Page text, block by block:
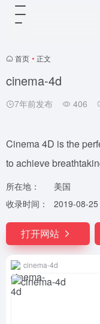
首页 • 正文
cinema-4d
7年前发布 406
Cinema 4D is the
to achieve
所在地：
美国
收录时间：
2019-08-25
打开网站
cinema-4d